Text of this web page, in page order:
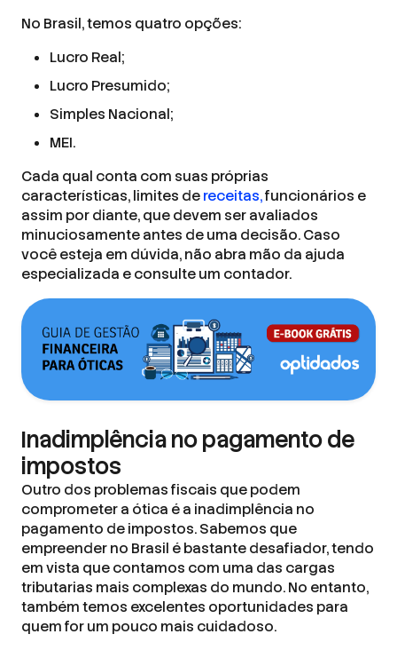
No Brasil, temos quatro opções:
Lucro Real;
Lucro Presumido;
Simples Nacional;
MEI.
Cada qual conta com suas próprias
características, limites dereceitas,funcionários e
assim por diante, que devem ser avaliados
minuciosamente antes de uma decisão. Caso
você esteja em dúvida, não abra mão da ajuda
especializada e consulte um contador.
Inadimplência no pagamento de
impostos
Outro dos problemas fiscais que podem
comprometer a ótica é a inadimplência no
pagamento de impostos. Sabemos que
empreender no Brasil é bastante desafiador, tendo
em vista que contamos com uma das cargas
tributarias mais complexas do mundo. No entanto,
também temos excelentes oportunidades para
quem for um pouco mais cuidadoso.